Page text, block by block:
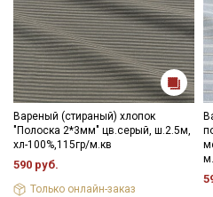
Вареный (стираный) хлопок
"Полоска 2*3мм" цв.серый, ш.2.5м,
хл-100%,115гр/м.кв
590 руб.
Только онлайн-заказ